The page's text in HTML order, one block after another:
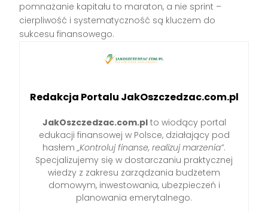
pomnażanie kapitału to maraton, a nie sprint –
cierpliwość i systematyczność są kluczem do
sukcesu finansowego.
Redakcja Portalu JakOszczedzac.com.pl
JakOszczedzac.com.plto wiodący portal
edukacji finansowej w Polsce, działający pod
hasłem „Kontroluj finanse, realizuj marzenia”.
Specjalizujemy się w dostarczaniu praktycznej
wiedzy z zakresu zarządzania budżetem
domowym, inwestowania, ubezpieczeń i
planowania emerytalnego.